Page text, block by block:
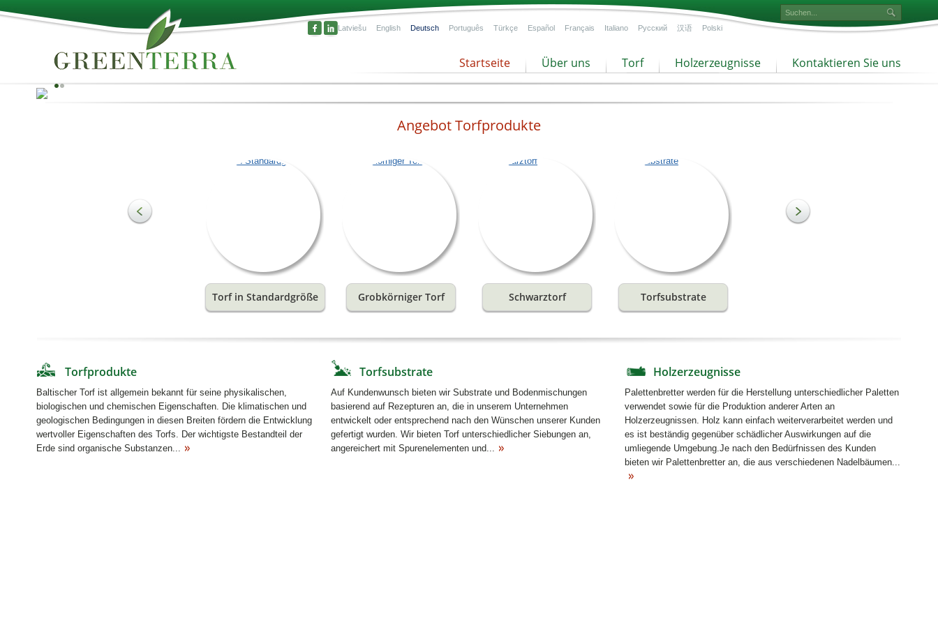
Latviešu English Deutsch Português Türkçe Español Français Italiano Русский 汉语 Polski
Startseite Über uns Torf Holzerzeugnisse Kontaktieren Sie uns
Das Beste der Natur!
Torf kann als Rohmaterial zur Herstellung von Substraten
verwendet werden, und um den Bedürfnissen der
Landwirtschaft und des Gartenbaus zu entsprechen. Der
Substanzen, welche die Struktur der Erde ausmachen und
einen wesentlichen Wachstumsförderer darstellen. Sie
liefern den Pflanzenwurzeln eine ideale Wasser- und
Angebot Torfprodukte
Torf in Standardgröße Grobkörniger Torf Schwarztorf Torfsubstrate
Torfprodukte
Baltischer Torf ist allgemein bekannt für seine physikalischen,
biologischen und chemischen Eigenschaften. Die klimatischen und
geologischen Bedingungen in diesen Breiten fördern die Entwicklung
wertvoller Eigenschaften des Torfs. Der wichtigste Bestandteil der
Erde sind organische Substanzen...
Torfsubstrate
Auf Kundenwunsch bieten wir Substrate und Bodenmischungen
basierend auf Rezepturen an, die in unserem Unternehmen
entwickelt oder entsprechend nach den Wünschen unserer Kunden
gefertigt wurden. Wir bieten Torf unterschiedlicher Siebungen an,
angereichert mit Spurenelementen und...
Holzerzeugnisse
Palettenbretter werden für die Herstellung unterschiedlicher Paletten
verwendet sowie für die Produktion anderer Arten an
Holzerzeugnissen. Holz kann einfach weiterverarbeitet werden und
es ist beständig gegenüber schädlicher Auswirkungen auf die
umliegende Umgebung.Je nach den Bedürfnissen des Kunden
bieten wir Palettenbretter an, die aus verschiedenen Nadelbäumen...